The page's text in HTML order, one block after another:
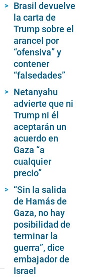
Brasil devuelve
la carta de
Trump sobre el
arancel por
“ofensiva” y
contener
“falsedades”
Netanyahu
advierte que ni
Trump ni él
aceptarán un
acuerdo en
Gaza “a
cualquier
precio”
“Sin la salida
de Hamás de
Gaza, no hay
posibilidad de
terminar la
guerra”, dice
embajador de
Israel